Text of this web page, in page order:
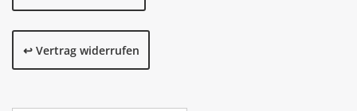
↩️ Vertrag widerrufen